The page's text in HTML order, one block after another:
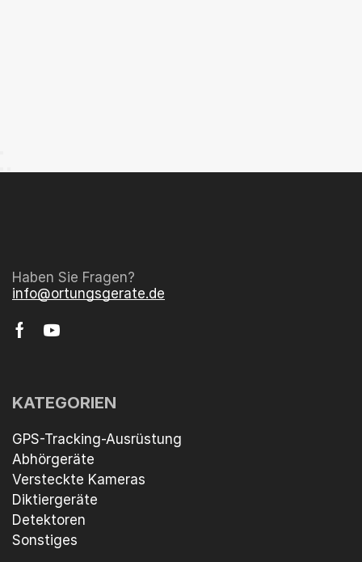
Haben Sie Fragen?
info@ortungsgerate.de
KATEGORIEN
GPS-Tracking-Ausrüstung
Abhörgeräte
Versteckte Kameras
Diktiergeräte
Detektoren
Sonstiges